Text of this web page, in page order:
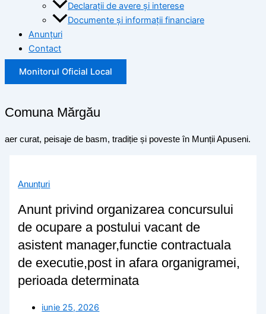
Declarații de avere și interese
Documente și informații financiare
Anunțuri
Contact
Monitorul Oficial Local
Comuna Mărgău
aer curat, peisaje de basm, tradiție și poveste în Munții Apuseni.
Anunțuri
Anunt privind organizarea concursului
de ocupare a postului vacant de
asistent manager,functie contractuala
de executie,post in afara organigramei,
perioada determinata
iunie 25, 2026